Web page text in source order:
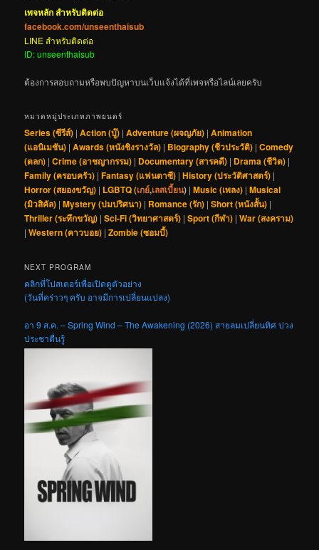
เพจหลัก สำหรับติดต่อ
facebook.com/unseenthaisub
LINE สำหรับติดต่อ
ID: unseenthaisub
ต้องการสอบถามหรือพบปัญหาบนเว็บแจ้งได้ที่เพจหรือไลน์เลยครับ
หมวดหมู่ประเภทภาพยนตร์
Series (ซีรีส์) |Action (บู๊) |Adventure (ผจญภัย) |Animation
(แอนิเมชัน) |Awards (หนังชิงรางวัล) | Biography (ชีวประวัติ) |Comedy
(ตลก) |Crime (อาชญากรรม) | Documentary (สารคดี) | Drama (ชีวิต) |
Family (ครอบครัว) |Fantasy (แฟนตาซี) |History (ประวัติศาสตร์) |
Horror (สยองขวัญ) | LGBTQ (เกย์,เลสเบี้ยน) |Music (เพลง) |Musical
(มิวสิคัล) |Mystery (ปมปริศนา) | Romance (รัก) |Short (หนังสั้น) |
Thriller (ระทึกขวัญ) |Sci-Fi (วิทยาศาสตร์) |Sport (กีฬา) |War (สงคราม)
|Western (คาวบอย) |Zombie (ซอมบี้)
NEXT PROGRAM
คลิกที่โปสเตอร์เพื่อเปิดดูตัวอย่าง
(วันที่คร่าวๆ ครับ อาจมีการเปลี่ยนแปลง)
อา 9 ส.ค. – Spring Wind – The Awakening (2026) สายลมเปลี่ยนทิศ ปวง
ประชาตื่นรู้